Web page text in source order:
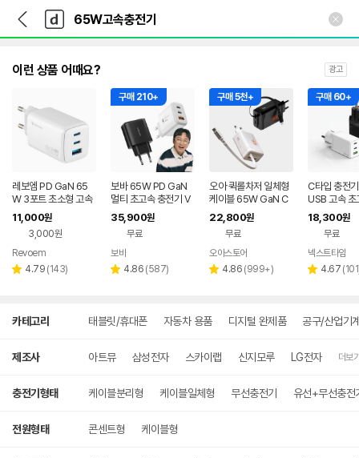
다
나
와
가
다
와
인
이런 상품 어때요? 광고
레보엠 PD GaN 65
W 3포트 초소형 고속
충전기 화이트
11,000원
3,000원
Revoem
별 4.79 리
(143)
구매 210+
보바 65W PD GaN
멀티 초고속 충전기 V
A-202
35,900원
무료
보바
별 4.86 리
(587)
구매 5천+
오아 퀵롤차저 일체형
케이블 65W GaN C
타입 초고속 2포트 멀
티 고속 핸드폰 충전기
22,800원
무료
페이
오아스토어
별 4.86 리
(999+)
구매 60+
C타입 충전
USB 고속 초
기 접지 멀티
AN
18,300원
무료
넥스트타임
별 4.67 리
(101
카테고리 태블릿/휴대폰 자동차 용품 디지털 완제품 공구/산업기
제조사 아트뮤 삼성전자 스카이랩 신지모루 LG전자 더보
충전기형태 케이블분리형 케이블일체형 무선충전기 유선+무선충전
전원형태 콘센트형 케이블형